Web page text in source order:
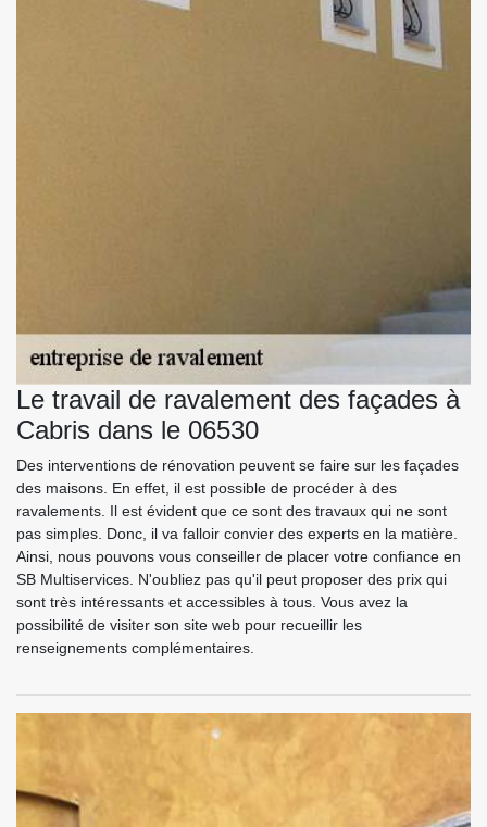
Le travail de ravalement des façades à
Cabris dans le 06530
Des interventions de rénovation peuvent se faire sur les façades
des maisons. En effet, il est possible de procéder à des
ravalements. Il est évident que ce sont des travaux qui ne sont
pas simples. Donc, il va falloir convier des experts en la matière.
Ainsi, nous pouvons vous conseiller de placer votre confiance en
SB Multiservices. N'oubliez pas qu'il peut proposer des prix qui
sont très intéressants et accessibles à tous. Vous avez la
possibilité de visiter son site web pour recueillir les
renseignements complémentaires.